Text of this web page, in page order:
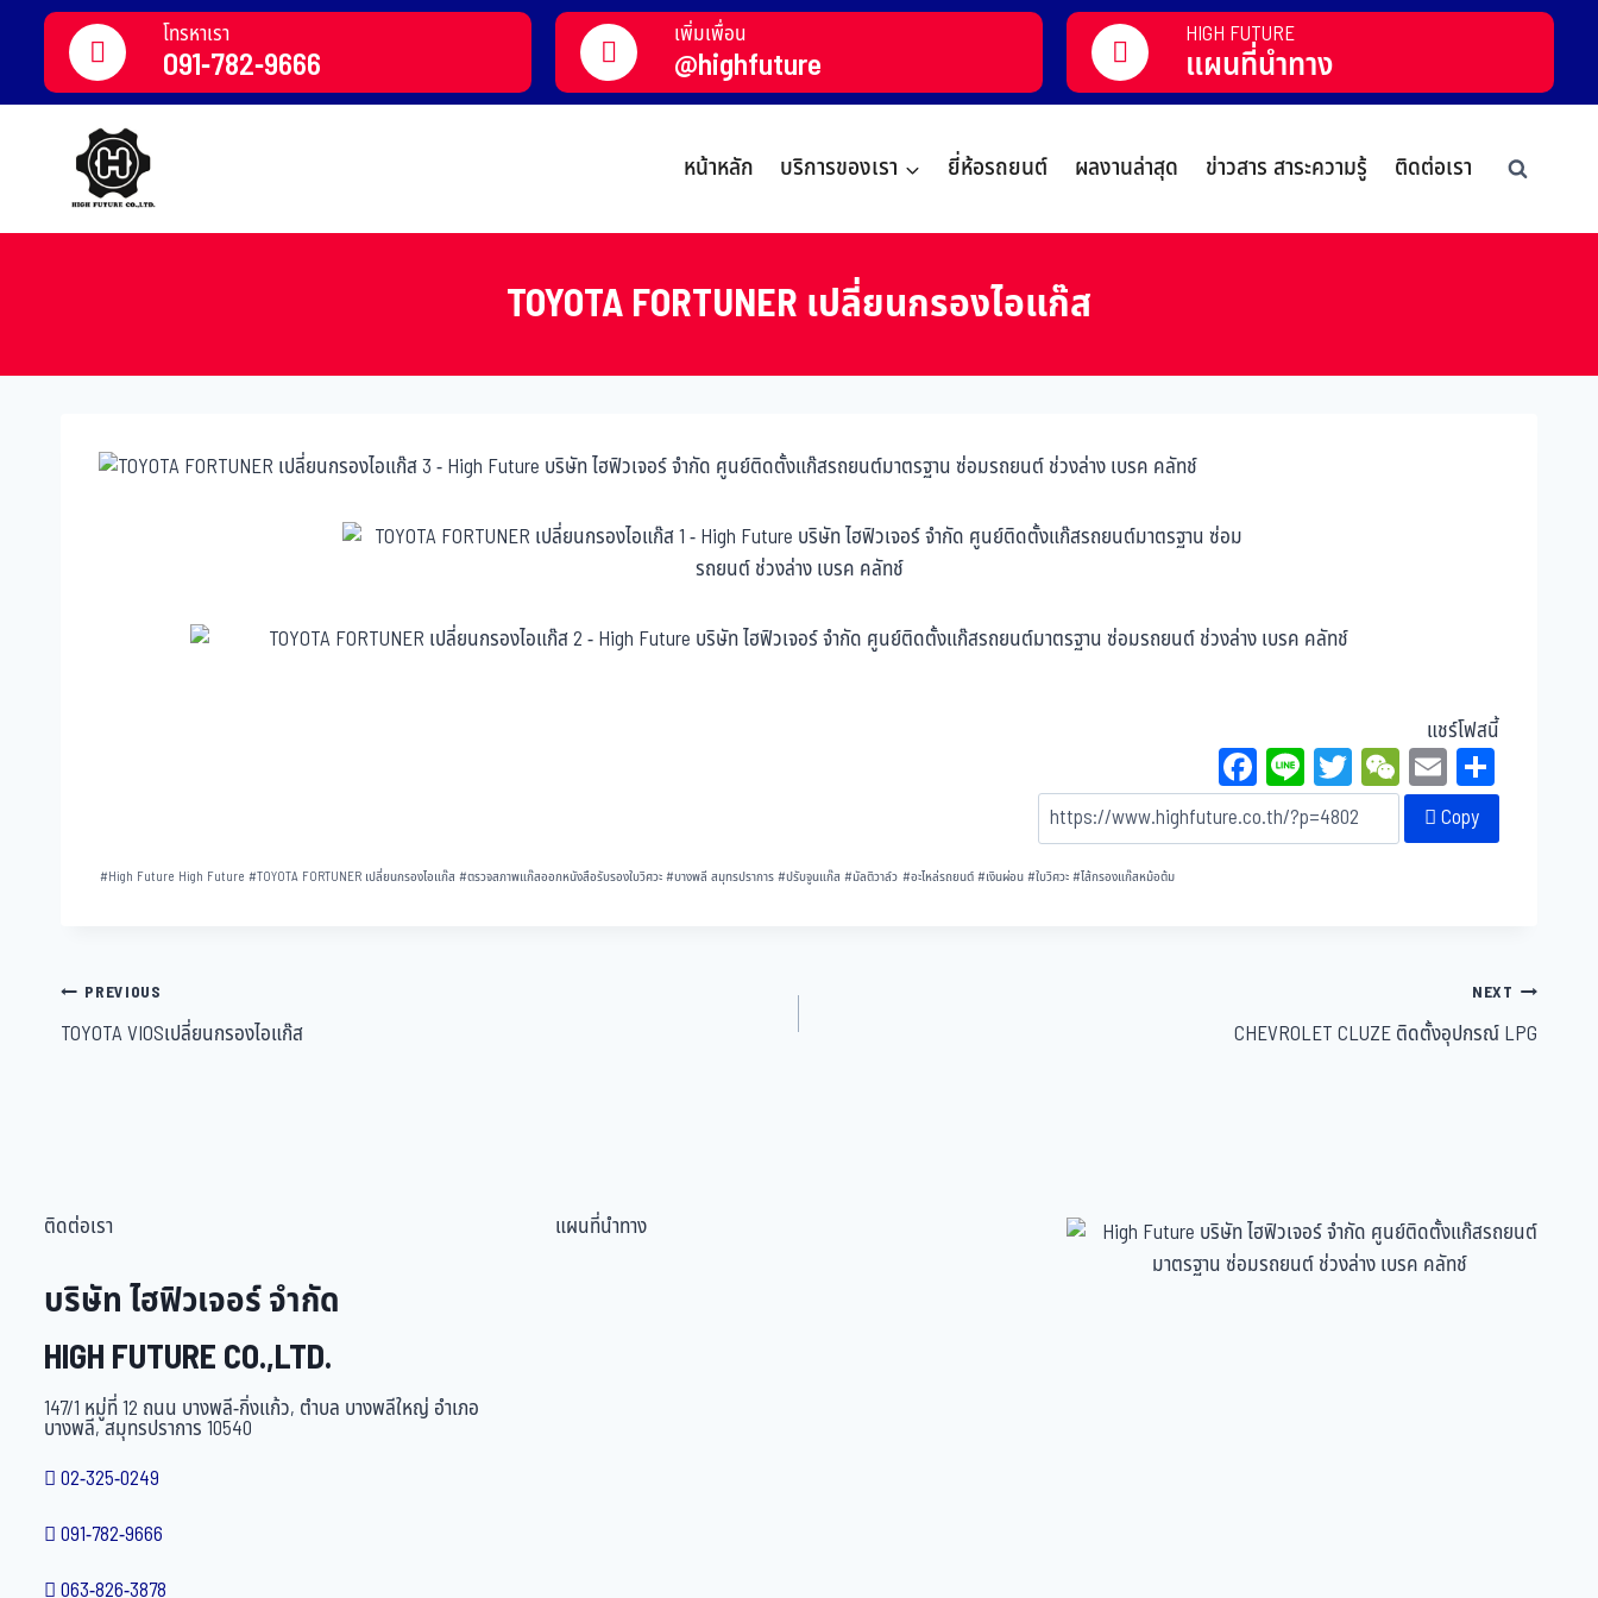
โทรหาเรา
091-782-9666
เพิ่มเพื่อน
@highfuture
HIGH FUTURE
แผนที่นำทาง
หน้าหลัก บริการของเรา ยี่ห้อรถยนต์ ผลงานล่าสุด ข่าวสาร สาระความรู้ ติดต่อเรา
TOYOTA FORTUNER เปลี่ยนกรองไอแก๊ส
แชร์โฟสนี้
Fa
ce
bo
Li
ne
T
wi
tt
W
eC
ha
E
m
ail
Copy
#High Future High Future #TOYOTA FORTUNER เปลี่ยนกรองไอแก๊ส #ตรวจสภาพแก๊สออกหนังสือรับรองใบวิศวะ#บางพลี สมุทรปราการ#ปรับจูนแก๊ส #มัลติวาล์ว #อะไหล่รถยนต์ #เงินผ่อน#ใบวิศวะ#ไส้กรองแก๊สหม้อต้ม
PREVIOUS
TOYOTA VIOSเปลี่ยนกรองไอแก๊ส
NEXT
CHEVROLET CLUZE ติดตั้งอุปกรณ์ LPG
ติดต่อเรา
บริษัท ไฮฟิวเจอร์ จำกัด
HIGH FUTURE CO.,LTD.
147/1 หมู่ที่ 12 ถนน บางพลี-กิ่งแก้ว, ตำบล บางพลีใหญ่ อำเภอ
บางพลี, สมุทรปราการ 10540
02-325-0249
091-782-9666
063-826-3878
แผนที่นำทาง